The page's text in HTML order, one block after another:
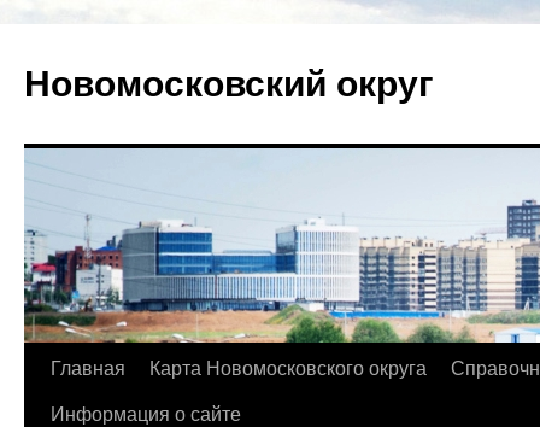
Новомосковский округ
Главная Карта Новомосковского округа
Информация о сайте